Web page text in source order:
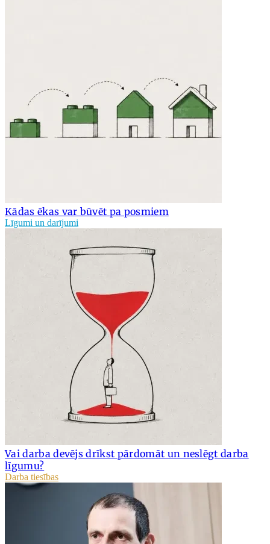
Kādas ēkas var būvēt pa posmiem
Līgumi un darījumi
Vai darba devējs drīkst pārdomāt un neslēgt darba
līgumu?
Darba tiesības